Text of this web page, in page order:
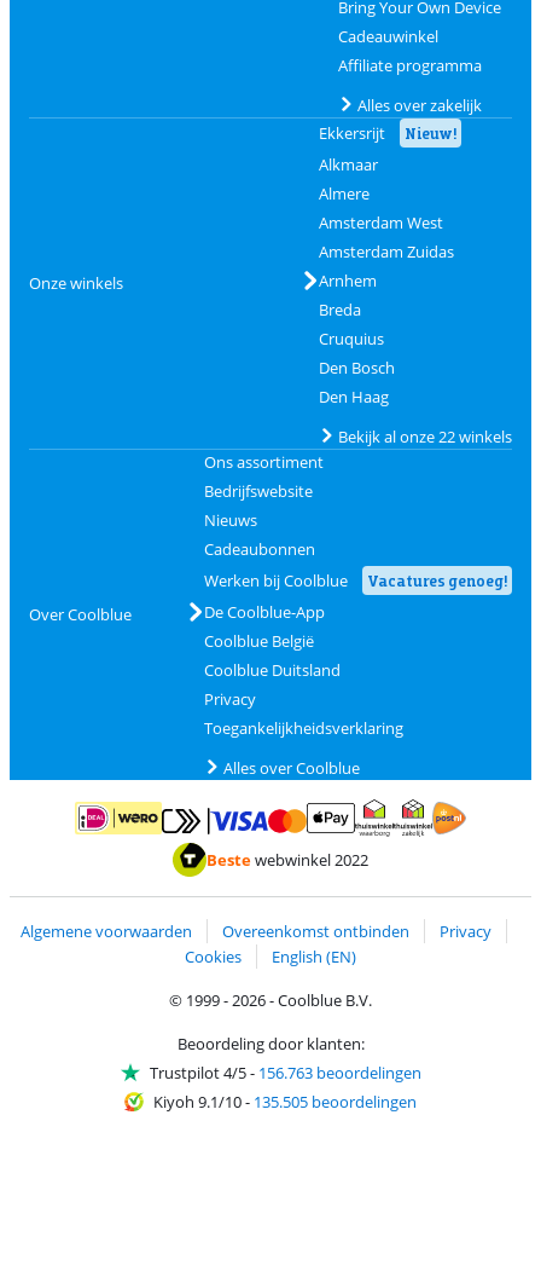
Bring Your Own Device
Cadeauwinkel
Affiliate programma
Alles over zakelijk
Onze winkels
Ekkersrijt Nieuw!
Alkmaar
Almere
Amsterdam West
Amsterdam Zuidas
Arnhem
Breda
Cruquius
Den Bosch
Den Haag
Bekijk al onze 22 winkels
Over Coolblue
Ons assortiment
Bedrijfswebsite
Nieuws
Cadeaubonnen
Werken bij Coolblue
Vacatures genoeg!
De Coolblue-App
Coolblue België
Coolblue Duitsland
Privacy
Toegankelijkheidsverklaring
Alles over Coolblue
Betalen met iDEAL | WeroBetalen met MasterCard en Visa via ClickToPay
Betalen met ApplePay
Thuiswinkel waarborg
Bestewebwinkel 2022
Algemene voorwaarden Overeenkomst ontbinden
Privacy
Cookies
English (EN)
© 1999 - 2026 - Coolblue B.V.
Beoordeling door klanten:
Trustpilot 4/5- 156.763 beoordelingen
Kiyoh 9.1/10- 135.505 beoordelingen